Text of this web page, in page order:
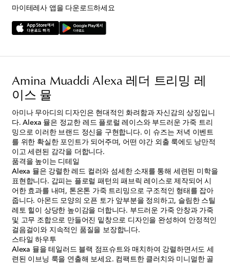
마이테레사 앱을 다운로드하세요
Amina Muaddi Alexa 레더 트리밍 레
이스 뮬
아미나 무아디의 디자인은 현대적인 화려함과 자신감의 상징입니
다. Alexa 뮬은 정교한 레드 플로럴 레이스와 부드러운 가죽 트리
밍으로 이러한 브랜드 정신을 구현합니다. 이 슈즈는 저녁 이벤트
를 위한 확실한 포인트가 되어주며, 어떤 야간 외출 룩에도 낭만적
이고 세련된 감각을 더합니다.
품격을 높이는 디테일
Alexa 뮬은 강렬한 레드 컬러와 섬세한 소재를 통해 세련된 미학을
표현합니다. 갑피는 플로럴 패턴의 패브릭 레이스로 제작되어 시
어한 효과를 내며, 톤온톤 가죽 트리밍으로 구조적인 형태를 잡아
줍니다. 아몬드 모양의 오픈 토가 앞부분을 정의하고, 슬림한 스틸
레토 힐이 상당한 높이감을 더합니다. 부드러운 가죽 안창과 가죽
및 고무 조합으로 만들어진 밑창으로 디자인을 완성하여 안정적인
걸음걸이와 지속적인 품질을 보장합니다.
스타일 하우투
Alexa 뮬을 테일러드 블랙 점프슈트와 매치하여 강렬하면서도 세
련된 이브닝 룩을 연출해 보세요. 컴팩트한 클러치와 미니멀한 골